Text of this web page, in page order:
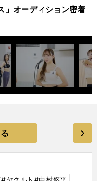
」オーディション密着
#ヤクルト #中村悠平